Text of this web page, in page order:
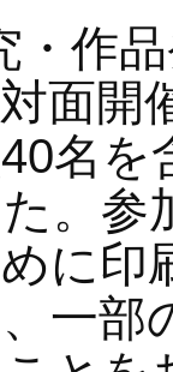
・作
面開
名
。参
に印
一部